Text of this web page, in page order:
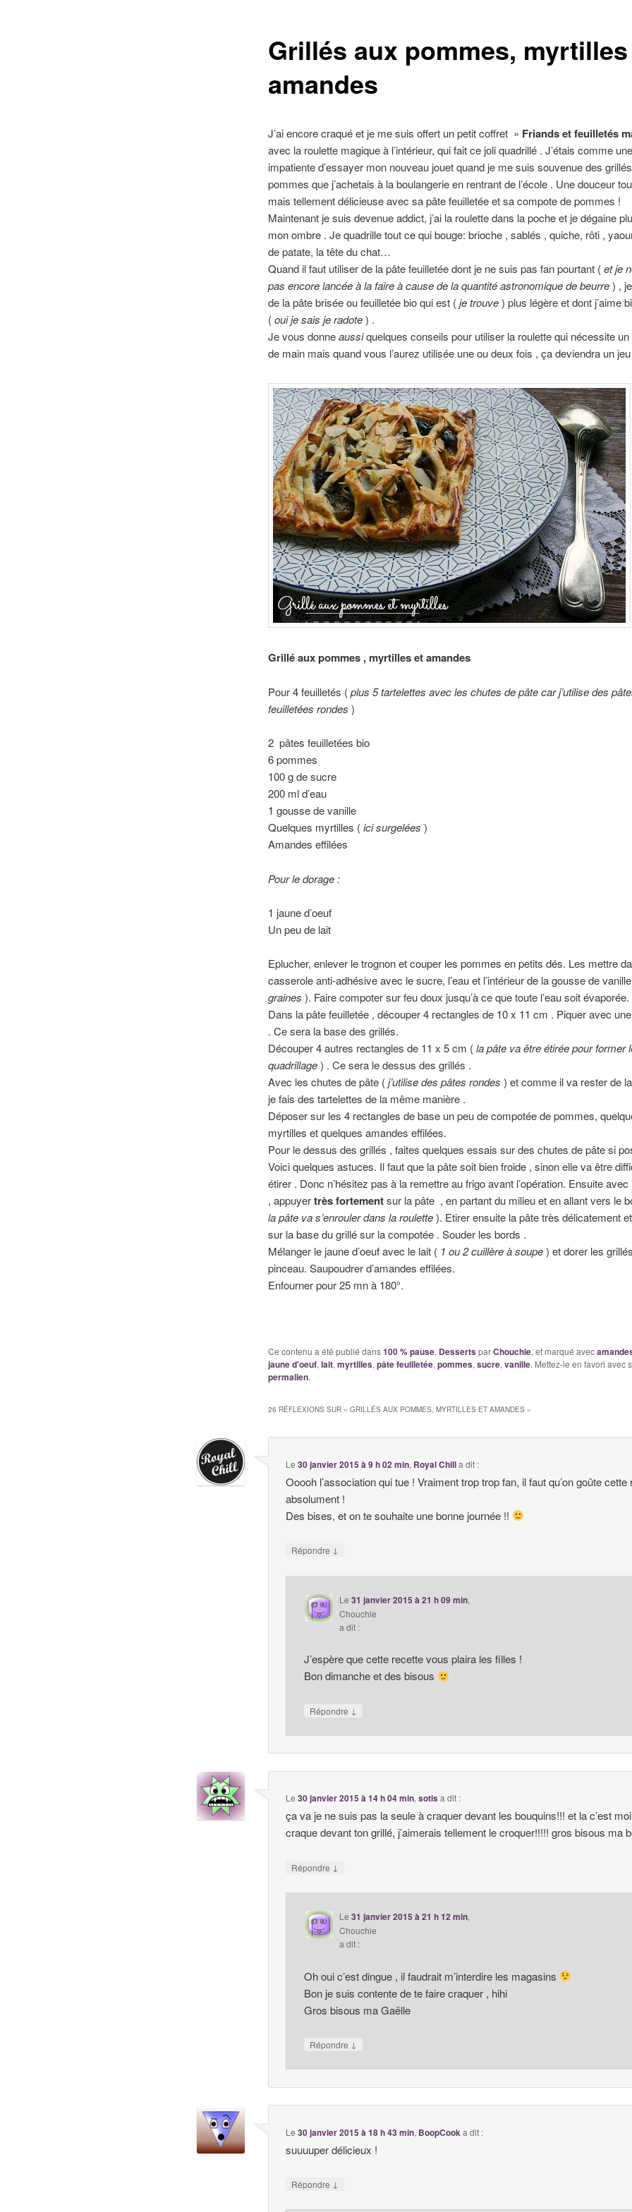
Grillés aux pommes,
amandes
J’ai encore craqué et je me suis offert un petit coffret » Friands et feuilletés
avec la roulette magique à l’intérieur, qui fait ce joli quadrillé . J’étais comme
impatiente d’essayer mon nouveau jouet quand je me suis souvenue des
pommes que j’achetais à la boulangerie en rentrant de l’école . Une douceur
mais tellement délicieuse avec sa pâte feuilletée et sa compote de pommes !
Maintenant je suis devenue addict, j’ai la roulette dans la poche et je dégaine
mon ombre . Je quadrille tout ce qui bouge: brioche , sablés , quiche, rôti ,
de patate, la tête du chat…
Quand il faut utiliser de la pâte feuilletée dont je ne suis pas fan pourtant (et je
pas encore lancée à la faire à cause de la quantité astronomique de beurre) ,
de la pâte brisée ou feuilletée bio qui est (je trouve) plus légère et dont j’aime
(oui je sais je radote) .
Je vous donneaussiquelques conseils pour utiliser la roulette qui nécessite un
de main mais quand vous l’aurez utilisée une ou deux fois , ça deviendra un jeu
Grillé aux pommes , myrtilles et amandes
Pour 4 feuilletés (plus 5 tartelettes avec les chutes de pâte car j’utilise des
feuilletées rondes )
2 pâtes feuilletées bio
6 pommes
100 g de sucre
200 ml d’eau
1 gousse de vanille
Quelques myrtilles (ici surgelées )
Amandes effilées
Pour le dorage :
1 jaune d’oeuf
Un peu de lait
Eplucher, enlever le trognon et couper les pommes en petits dés. Les mettre
casserole anti-adhésive avec le sucre, l’eau et l’intérieur de la gousse de
graines ). Faire compoter sur feu doux jusqu’à ce que toute l’eau soit évaporée.
Dans la pâte feuilletée , découper 4 rectangles de 10 x 11 cm . Piquer avec
. Ce sera la base des grillés.
Découper 4 autres rectangles de 11 x 5 cm (la pâte va être étirée pour former
quadrillage) . Ce sera le dessus des grillés .
Avec les chutes de pâte (j’utilise des pâtes rondes ) et comme il va rester de
je fais des tartelettes de la même manière .
Déposer sur les 4 rectangles de base un peu de compotée de pommes,
myrtilles et quelques amandes effilées.
Pour le dessus des grillés , faites quelques essais sur des chutes de pâte si
Voici quelques astuces. Il faut que la pâte soit bien froide , sinon elle va être
étirer . Donc n’hésitez pas à la remettre au frigo avant l’opération. Ensuite avec
, appuyertrès fortementsur la pâte , en partant du milieu et en allant vers le
la pâte va s’enrouler dans la roulette). Etirer ensuite la pâte très délicatement
sur la base du grillé sur la compotée . Souder les bords .
Mélanger le jaune d’oeuf avec le lait ( 1 ou 2 cuillère à soupe) et dorer les
pinceau. Saupoudrer d’amandes effilées.
Enfourner pour 25 mn à 180°.
Ce contenu a été publié dans100 % pause, DessertsparChouchie, et marqué avec
jaune d'oeuf, lait, myrtilles, pâte feuilletée, pommes, sucre, vanille. Mettez-le en favori avec
permalien.
26 RÉFLEXIONS SUR « GRILLÉS AUX POMMES, MYRTILLES ET AMANDES»
Le30 janvier 2015 à 9 h 02 min, Royal Chilla dit :
Ooooh l’association qui tue ! Vraiment trop trop fan, il faut qu’on goûte cette
absolument !
Des bises, et on te souhaite une bonne journée !!
Répondre ↓
Le 31 janvier 2015 à 21 h 09 min,
Chouchie
a dit :
J’espère que cette recette vous plaira les filles !
Bon dimanche et des bisous
Répondre ↓
Le30 janvier 2015 à 14 h 04 min,sotis a dit :
ça va je ne suis pas la seule à craquer devant les bouquins!!! et la c’est
craque devant ton grillé, j’aimerais tellement le croquer!!!!! gros bisous ma
Répondre ↓
Le 31 janvier 2015 à 21 h 12 min,
Chouchie
a dit :
Oh oui c’est dingue , il faudrait m’interdire les magasins
Bon je suis contente de te faire craquer , hihi
Gros bisous ma Gaëlle
Répondre ↓
Le30 janvier 2015 à 18 h 43 min, BoopCook a dit :
suuuuper délicieux !
Répondre ↓